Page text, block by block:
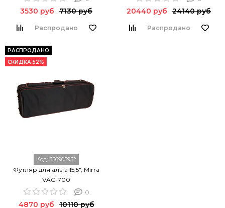
3530 руб 7130 руб
Распродано
20440 руб 24140 руб
Распродано
РАСПРОДАНО
СКИДКА 52%
Код: 356905952
Футляр для альта 15,5", Mirra
VAC-700
0
4870 руб 10110 руб